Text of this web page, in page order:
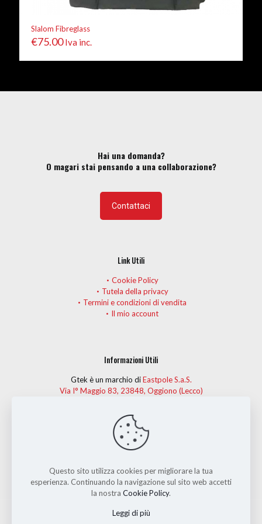
Slalom Fibreglass
€75.00 Iva inc.
Hai una domanda?
O magari stai pensando a una collaborazione?
Contattaci
Link Utili
Cookie Policy
Tutela della privacy
Termini e condizioni di vendita
Il mio account
Informazioni Utili
Gtek è un marchio diEastpole S.a.S.
Via I° Maggio 83, 23848, Oggiono (Lecco)
Fax: (+39) 0341 261482
Per informazioni o per dare la tua opinione personale sui capi
Gtek, puoi contattarci all'indirizzo e-mail
Questo sito utilizza cookies per migliorare la tua
esperienza. Continuando la navigazione sul sito web accetti
la nostra Cookie Policy.
Leggi di più